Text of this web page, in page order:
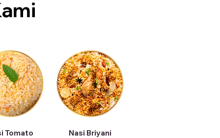
Tomato Nasi Briyani